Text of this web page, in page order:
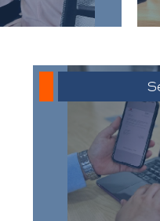
Una vez
cotización, se
hora de la
todo el